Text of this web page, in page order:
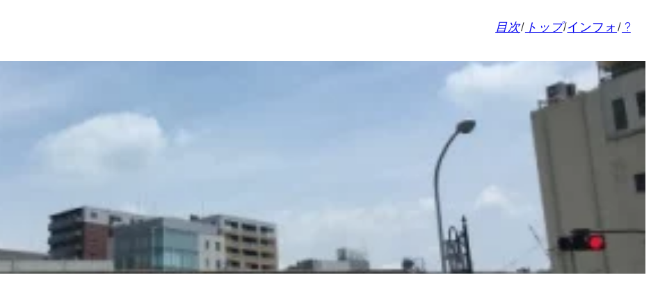
目次/ トップ/インフォ/ ?